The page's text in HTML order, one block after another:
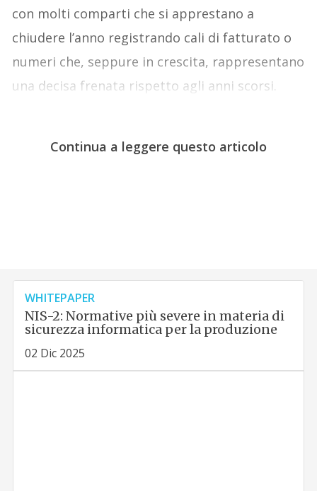
con molti comparti che si apprestano a
chiudere l’anno registrando cali di fatturato o
numeri che, seppure in crescita, rappresentano
una decisa frenata rispetto agli anni scorsi.
Continua a leggere questo articolo
WHITEPAPER
NIS-2: Normative più severe in materia di
sicurezza informatica per la produzione
02 Dic 2025